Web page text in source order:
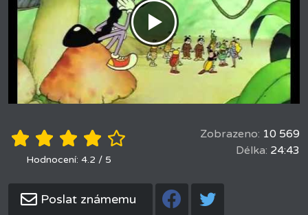
Hodnocení: 4.2 / 5
Zobrazeno: 10 569
Délka: 24:43
Poslat známemu